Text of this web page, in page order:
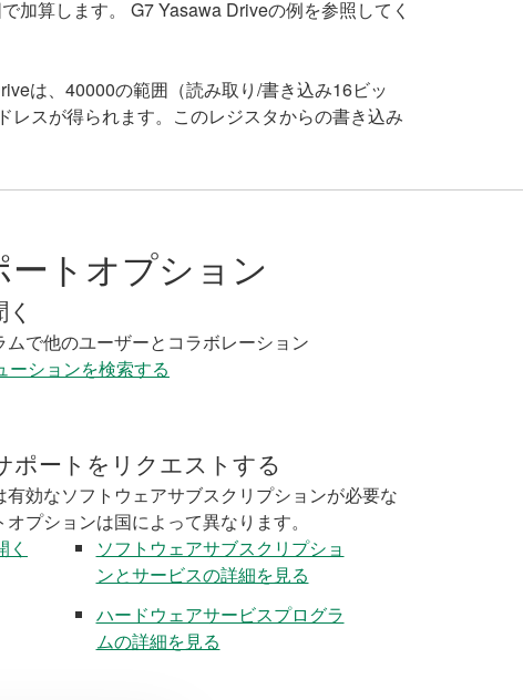
加算します。 G7 Yasawa Driveの例を参照してく
は、40000の範囲（読み取り/書き込み16ビッ
レスが得られます。このレジスタからの書き込み
ートオプション
で他のユーザーとコラボレーション
ーションを検索する
ポートをリクエストする
効なソフトウェアサブスクリプションが必要な
プションは国によって異なります。
ソフトウェアサブスクリプショ
ンとサービスの詳細を見る
ハードウェアサービスプログラ
ムの詳細を見る